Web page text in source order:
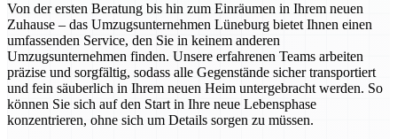
Von der ersten Beratung bis hin zum Einräumen in Ihrem neuen
Zuhause – das Umzugsunternehmen Lüneburg bietet Ihnen einen
umfassenden Service, den Sie in keinem anderen
Umzugsunternehmen finden. Unsere erfahrenen Teams arbeiten
präzise und sorgfältig, sodass alle Gegenstände sicher transportiert
und fein säuberlich in Ihrem neuen Heim untergebracht werden. So
können Sie sich auf den Start in Ihre neue Lebensphase
konzentrieren, ohne sich um Details sorgen zu müssen.